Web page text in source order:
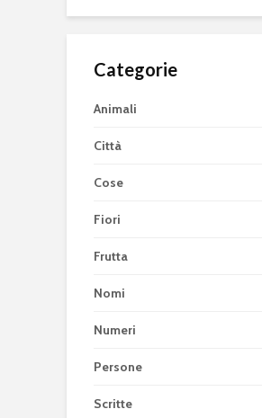
Categorie
Animali
Città
Cose
Fiori
Frutta
Nomi
Numeri
Persone
Scritte